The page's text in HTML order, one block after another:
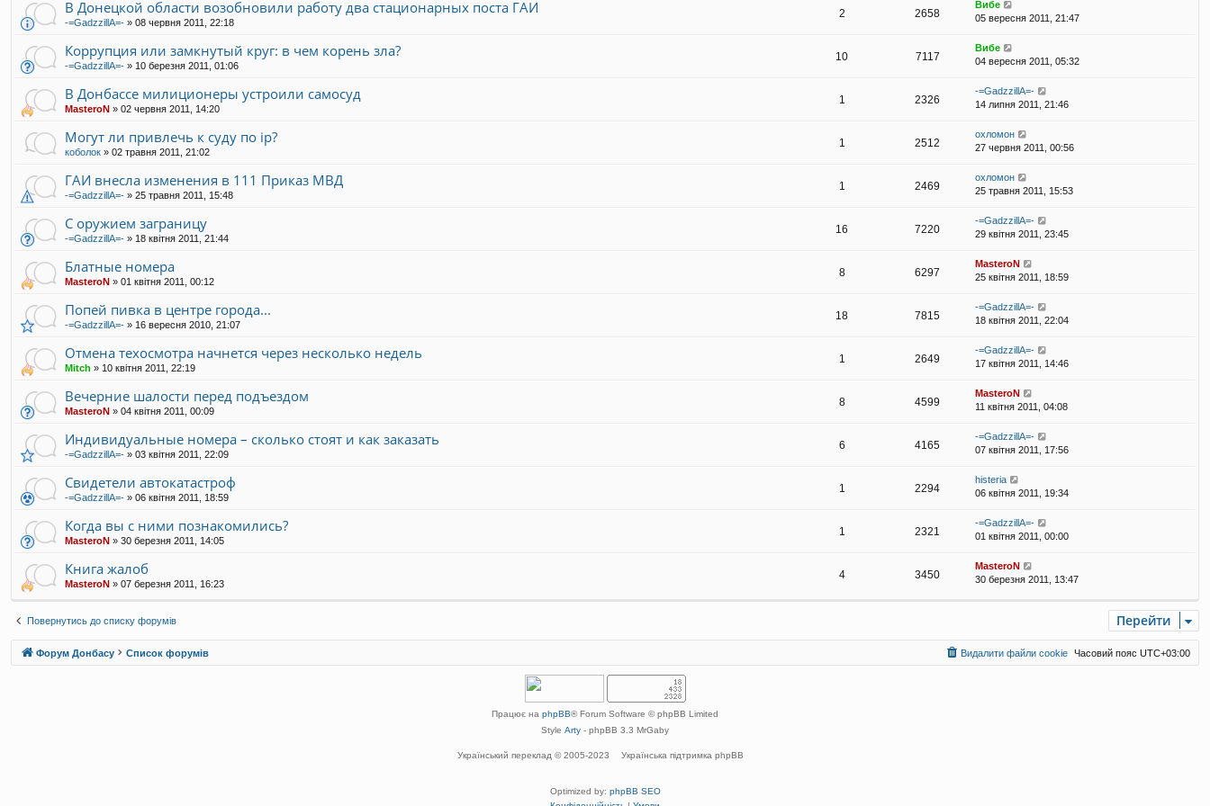
В Донецкой области возобновили работу два стационарных поста ГАИ
-=GadzzillA=- » 08 червня 2011, 22:18
2 2658
Вибе
05 вересня 2011, 21:47
Коррупция или замкнутый круг: в чем корень зла?
-=GadzzillA=- » 10 березня 2011, 01:06
10 7117
Вибе
04 вересня 2011, 05:32
В Донбассе милиционеры устроили самосуд
MasteroN » 02 червня 2011, 14:20
1 2326
-=GadzzillA=-
14 липня 2011, 21:46
Могут ли привлечь к суду по ip?
коболок » 02 травня 2011, 21:02
1 2512
охломон
27 червня 2011, 00:56
ГАИ внесла изменения в 111 Приказ МВД
-=GadzzillA=- » 25 травня 2011, 15:48
1 2469
охломон
25 травня 2011, 15:53
С оружием заграницу
-=GadzzillA=- » 18 квітня 2011, 21:44
16 7220
-=GadzzillA=-
29 квітня 2011, 23:45
Блатные номера
MasteroN » 01 квітня 2011, 00:12
8 6297
MasteroN
25 квітня 2011, 18:59
Попей пивка в центре города...
-=GadzzillA=- » 16 вересня 2010, 21:07
18 7815
-=GadzzillA=-
18 квітня 2011, 22:04
Отмена техосмотра начнется через несколько недель
Mitch » 10 квітня 2011, 22:19
1 2649
-=GadzzillA=-
17 квітня 2011, 14:46
Вечерние шалости перед подъездом
MasteroN » 04 квітня 2011, 00:09
8 4599
MasteroN
11 квітня 2011, 04:08
Индивидуальные номера – сколько стоят и как заказать
-=GadzzillA=- » 03 квітня 2011, 22:09
6 4165
-=GadzzillA=-
07 квітня 2011, 17:56
Свидетели автокатастроф
-=GadzzillA=- » 06 квітня 2011, 18:59
1 2294
histeria
06 квітня 2011, 19:34
Когда вы с ними познакомились?
MasteroN » 30 березня 2011, 14:05
1 2321
-=GadzzillA=-
01 квітня 2011, 00:00
Книга жалоб
MasteroN » 07 березня 2011, 16:23
4 3450
MasteroN
30 березня 2011, 13:47
Повернутись до списку форумів Перейти
Форум Донбасу Список форумів Часовий пояс UTC+03:00
Видалити файли cookie
Працює на phpBB® Forum Software © phpBB Limited
Style Arty - phpBB 3.3 MrGaby
Український переклад © 2005-2023 Українська підтримка phpBB
Optimized by: phpBB SEO